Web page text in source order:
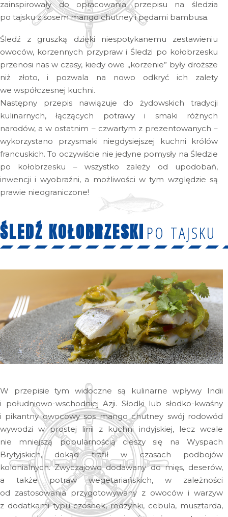
zainspirowały do opracowania przepisu na śledzia
po tajsku z sosem mango chutney i pędami bambusa.
Śledź z gruszką dzięki niespotykanemu zestawieniu
owoców, korzennych przypraw i Śledzi po kołobrzesku
przenosi nas w czasy, kiedy owe „korzenie” były droższe
niż złoto, i pozwala na nowo odkryć ich zalety
we współczesnej kuchni.
Następny przepis nawiązuje do żydowskich tradycji
kulinarnych, łączących potrawy i smaki różnych
narodów, a w ostatnim – czwartym z prezentowanych –
wykorzystano przysmaki niegdysiejszej kuchni królów
francuskich. To oczywiście nie jedyne pomysły na Śledzie
po kołobrzesku – wszystko zależy od upodobań,
inwencji i wyobraźni, a możliwości w tym względzie są
prawie nieograniczone!
ŚLEDŹ KOŁOBRZESKI PO TAJSKU
W przepisie tym widoczne są kulinarne wpływy Indii
i południowo-wschodniej Azji. Słodki lub słodko-kwaśny
i pikantny owocowy sos mango chutney swój rodowód
wywodzi w prostej linii z kuchni indyjskiej, lecz wcale
nie mniejszą popularnością cieszy się na Wyspach
Brytyjskich, dokąd trafił w czasach podbojów
kolonialnych. Zwyczajowo dodawany do mięs, deserów,
a także potraw wegetariańskich, w zależności
od zastosowania przygotowywany z owoców i warzyw
z dodatkami typu czosnek, rodzynki, cebula, musztarda,